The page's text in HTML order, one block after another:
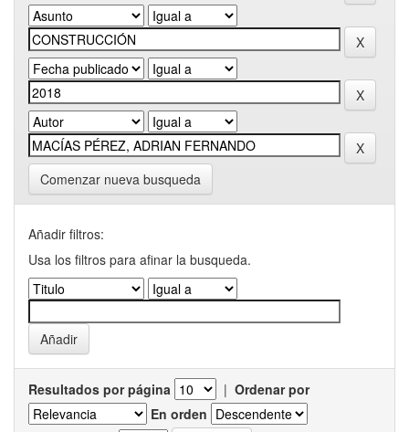
Comenzar nueva busqueda
Añadir filtros:
Usa los filtros para afinar la busqueda.
Resultados por página | Ordenar por
En orden